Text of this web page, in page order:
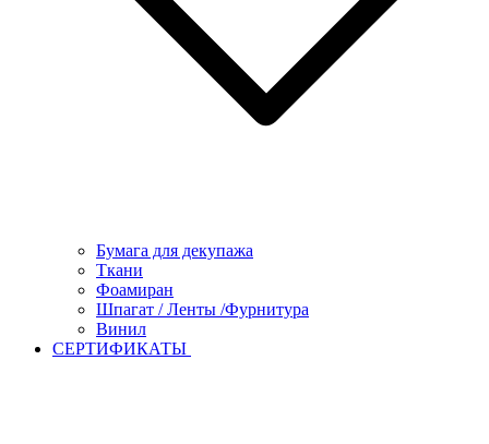
Бумага для декупажа
Ткани
Фоамиран
Шпагат / Ленты /Фурнитура
Винил
СЕРТИФИКАТЫ